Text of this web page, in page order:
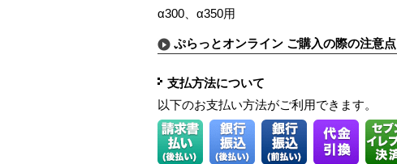
α300、α350用
ぷらっとオンライン ご購入の際の注意点
支払方法について
以下のお支払い方法がご利用できます。